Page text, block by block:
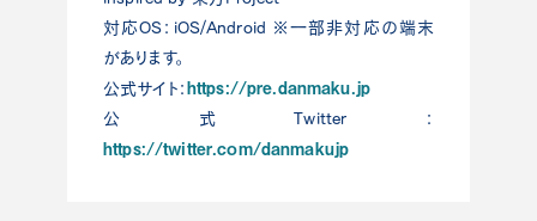
対応OS：iOS/Android ※一部非対応の端末
があります。
公式サイト： https://pre.danmaku.jp
公式Twitter：
https://twitter.com/danmakujp